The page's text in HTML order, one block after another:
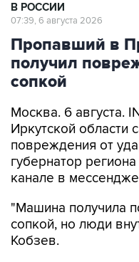
В РОССИИ
07:39, 6 августа 2026
Пропавший в
получил
сопкой
Москва. 6 августа.
Иркутской области
повреждения от
губернатор
канале в
"Машина получила
сопкой, но люди
Кобзев.